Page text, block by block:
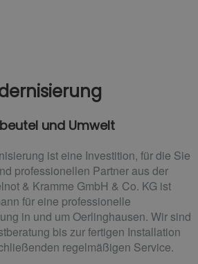
und Umwelt
ist eine Investition, für die Sie
professionellen Partner aus der
& Kramme GmbH & Co. KG ist
für eine professionelle
in und um Oerlinghausen. Wir sind
bis zur fertigen Installation
regelmäßigen Service.